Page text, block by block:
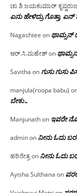
ಚಾ ಶಿ ಜಯಕುಮಾರ್
ಏನು ಹೇಳಿದ್ರು ಗೊತ್ತಾ, ಏನ್
Nagashtee on ಥಾಮ್ಸನ್
ಆರ್.ಸಿ.ಮಹೇಶ್on
Savitha onಗುಸು ಗುಸು
manjula(roopa babu)
ಬೇಕು…
Manjunathon ಇವರೇ‌
adminon ನೀನು ಓದು
ಹರಿನೇತ್ರon ನೀನು ಓದು
Ayisha Sulthana on